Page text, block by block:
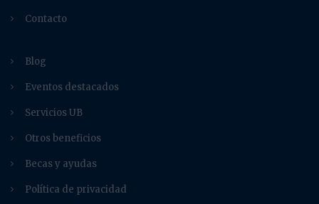
Contacto
Blog
Eventos destacados
Servicios UB
Otros beneficios
Becas y ayudas
Política de privacidad